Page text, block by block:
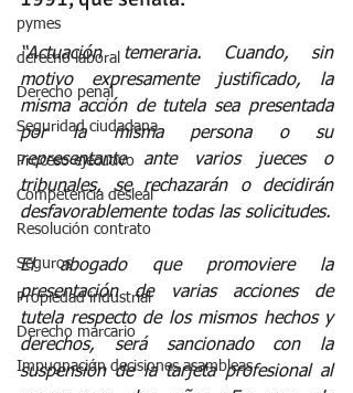
pymes
derecho laboral
Derecho penal
Seguridad ciudadana
Proceso ejecutivo
Competencia desleal
Resolución contrato
Seguros
Propiedad industrial
Derecho marcario
Impugnación decisiones asambleas
“Actuación temeraria. Cuando, sin
motivo expresamente justificado, la
misma acción de tutela sea presentada
por la misma persona o su
representante ante varios jueces o
tribunales, se rechazarán o decidirán
desfavorablemente todas las solicitudes.
El abogado que promoviere la
presentación de varias acciones de
tutela respecto de los mismos hechos y
derechos, será sancionado con la
suspensión de la tarjeta profesional al